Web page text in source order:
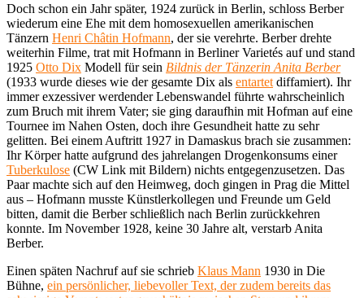
Doch schon ein Jahr später, 1924 zurück in Berlin, schloss Berber
wiederum eine Ehe mit dem homosexuellen amerikanischen
Tänzern Henri Châtin Hofmann, der sie verehrte. Berber drehte
weiterhin Filme, trat mit Hofmann in Berliner Varietés auf und stand
1925 Otto Dix Modell für sein Bildnis der Tänzerin Anita Berber
(1933 wurde dieses wie der gesamte Dix als entartet diffamiert). Ihr
immer exzessiver werdender Lebenswandel führte wahrscheinlich
zum Bruch mit ihrem Vater; sie ging daraufhin mit Hofman auf eine
Tournee im Nahen Osten, doch ihre Gesundheit hatte zu sehr
gelitten. Bei einem Auftritt 1927 in Damaskus brach sie zusammen:
Ihr Körper hatte aufgrund des jahrelangen Drogenkonsums einer
Tuberkulose (CW Link mit Bildern) nichts entgegenzusetzen. Das
Paar machte sich auf den Heimweg, doch gingen in Prag die Mittel
aus – Hofmann musste Künstlerkollegen und Freunde um Geld
bitten, damit die Berber schließlich nach Berlin zurückkehren
konnte. Im November 1928, keine 30 Jahre alt, verstarb Anita
Berber.
Einen späten Nachruf auf sie schrieb Klaus Mann 1930 in Die
Bühne, ein persönlicher, liebevoller Text, der zudem bereits das